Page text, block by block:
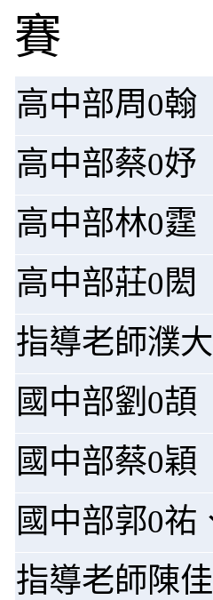
賽
高中部周0翰
高中部蔡0妤
高中部林0霆
高中部莊0閎
指導老師濮
國中部劉0
國中部蔡0
國中部郭0
指導老師陳佳